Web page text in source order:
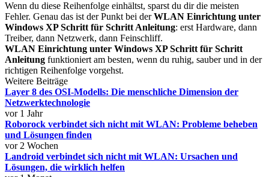
Wenn du diese Reihenfolge einhältst, sparst du dir die meisten
Fehler. Genau das ist der Punkt bei derWLAN Einrichtung unter
Windows XP Schritt für Schritt Anleitung: erst Hardware, dann
Treiber, dann Netzwerk, dann Feinschliff.
WLAN Einrichtung unter Windows XP Schritt für Schritt
Anleitung funktioniert am besten, wenn du ruhig, sauber und in der
richtigen Reihenfolge vorgehst.
Weitere Beiträge
Layer 8 des OSI-Modells: Die menschliche Dimension der
Netzwerktechnologie
vor 1 Jahr
Roborock verbindet sich nicht mit WLAN: Probleme beheben
und Lösungen finden
vor 2 Wochen
Landroid verbindet sich nicht mit WLAN: Ursachen und
Lösungen, die wirklich helfen